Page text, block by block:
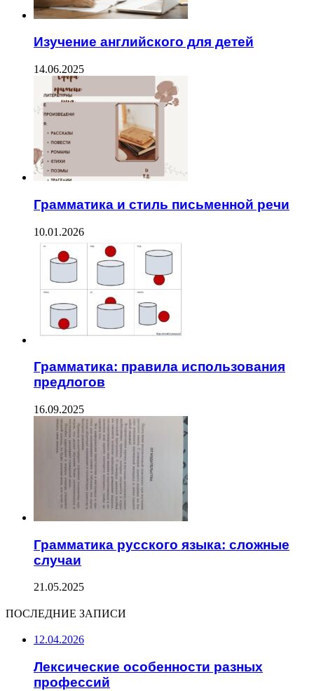
Изучение английского для детей
14.06.2025
Грамматика и стиль письменной речи
10.01.2026
Грамматика: правила использования
предлогов
16.09.2025
Грамматика русского языка: сложные
случаи
21.05.2025
ПОСЛЕДНИЕ ЗАПИСИ
12.04.2026
Лексические особенности разных
профессий